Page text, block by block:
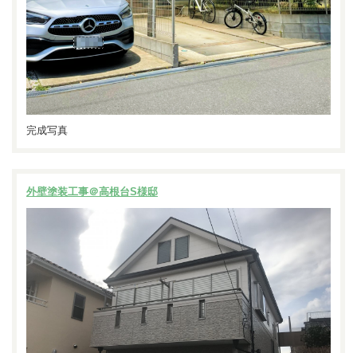
完成写真
外壁塗装工事＠高根台S様邸